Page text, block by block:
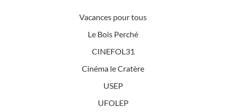
Vacances pour tous
Le Bois Perché
CINEFOL31
Cinéma le Cratère
USEP
UFOLEP